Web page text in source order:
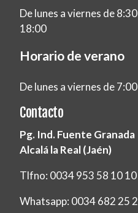
De lunes a viernes de
18:00
Horario de verano
De lunes a viernes de
Contacto
Pg. Ind. Fuente
Alcalá la Real (Jaén)
Tlfno: 0034 953 58 10 10
Whatsapp: 0034 682 25